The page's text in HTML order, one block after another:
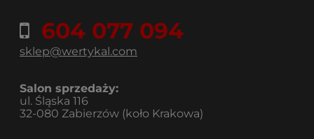
604 077 094
sklep@wertykal.com
Salon sprzedaży:
ul. Śląska 116
32-080 Zabierzów (koło Krakowa)